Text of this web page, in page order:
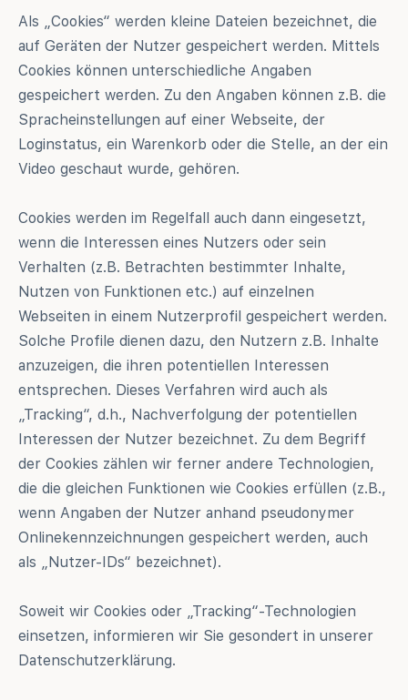
Als „Cookies“ werden kleine Dateien bezeichnet, die
auf Geräten der Nutzer gespeichert werden. Mittels
Cookies können unterschiedliche Angaben
gespeichert werden. Zu den Angaben können z.B. die
Spracheinstellungen auf einer Webseite, der
Loginstatus, ein Warenkorb oder die Stelle, an der ein
Video geschaut wurde, gehören.
Cookies werden im Regelfall auch dann eingesetzt,
wenn die Interessen eines Nutzers oder sein
Verhalten (z.B. Betrachten bestimmter Inhalte,
Nutzen von Funktionen etc.) auf einzelnen
Webseiten in einem Nutzerprofil gespeichert werden.
Solche Profile dienen dazu, den Nutzern z.B. Inhalte
anzuzeigen, die ihren potentiellen Interessen
entsprechen. Dieses Verfahren wird auch als
„Tracking“, d.h., Nachverfolgung der potentiellen
Interessen der Nutzer bezeichnet. Zu dem Begriff
der Cookies zählen wir ferner andere Technologien,
die die gleichen Funktionen wie Cookies erfüllen (z.B.,
wenn Angaben der Nutzer anhand pseudonymer
Onlinekennzeichnungen gespeichert werden, auch
als „Nutzer-IDs“ bezeichnet).
Soweit wir Cookies oder „Tracking“-Technologien
einsetzen, informieren wir Sie gesondert in unserer
Datenschutzerklärung.